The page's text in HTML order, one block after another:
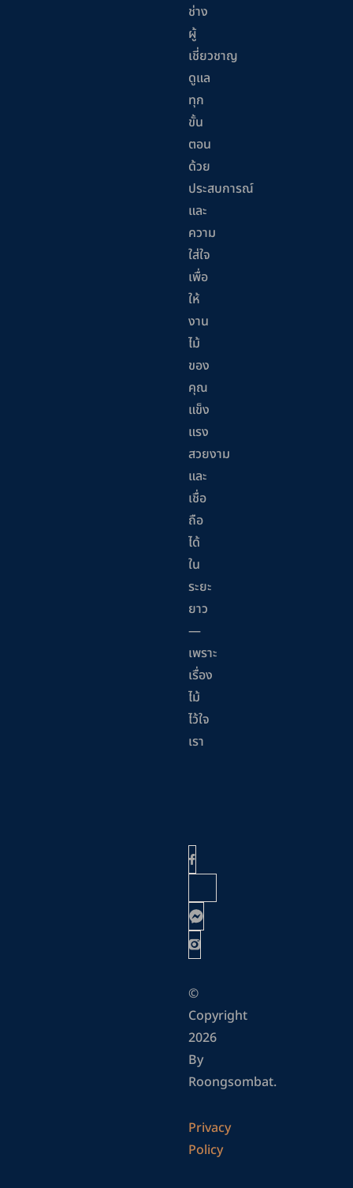
ช่าง
ผู้
เชี่ยวชาญ
ดูแล
ทุก
ขั้น
ตอน
ด้วย
ประสบการณ์
และ
ความ
ใส่ใจ
เพื่อ
ให้
งาน
ไม้
ของ
คุณ
แข็ง
แรง
สวยงาม
และ
เชื่อ
ถือ
ได้
ใน
ระยะ
ยาว
—
เพราะ
เรื่อง
ไม้
ไว้ใจ
เรา
©
Copyright
2026
By
Roongsombat.
Privacy
Policy